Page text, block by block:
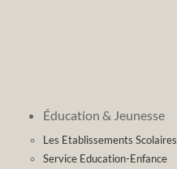
Éducation & Jeunesse
Les Etablissements Scolaires
Service Education-Enfance